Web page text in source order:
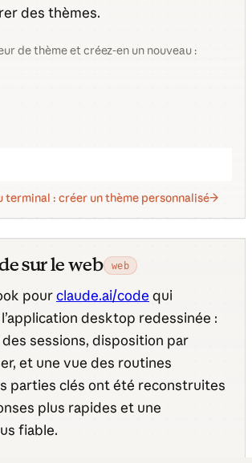
des thèmes.
de thème et créez-en un nouveau :
: créer un thème personnalisé
sur le web web
pourclaude.ai/code qui
desktop redessinée :
sessions, disposition par
et une vue des routines
parties clés ont été reconstruites
plus rapides et une
fiable.